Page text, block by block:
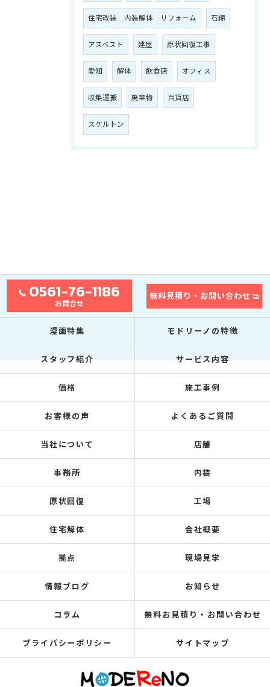
住宅改装 内装解体 リフォーム 石綿
アスベスト 建屋 原状回復工事
愛知 解体 飲食店 オフィス
収集運搬 廃棄物 百貨店
スケルトン
0561-76-1186
お問合せ
無料見積り・お問い合わせ
漫画特集 モドリーノの特徴
スタッフ紹介 サービス内容
価格 施工事例
お客様の声 よくあるご質問
当社について 店舗
事務所 内装
原状回復 工場
住宅解体 会社概要
拠点 現場見学
情報ブログ お知らせ
コラム 無料お見積り・お問い合わせ
プライバシーポリシー サイトマップ